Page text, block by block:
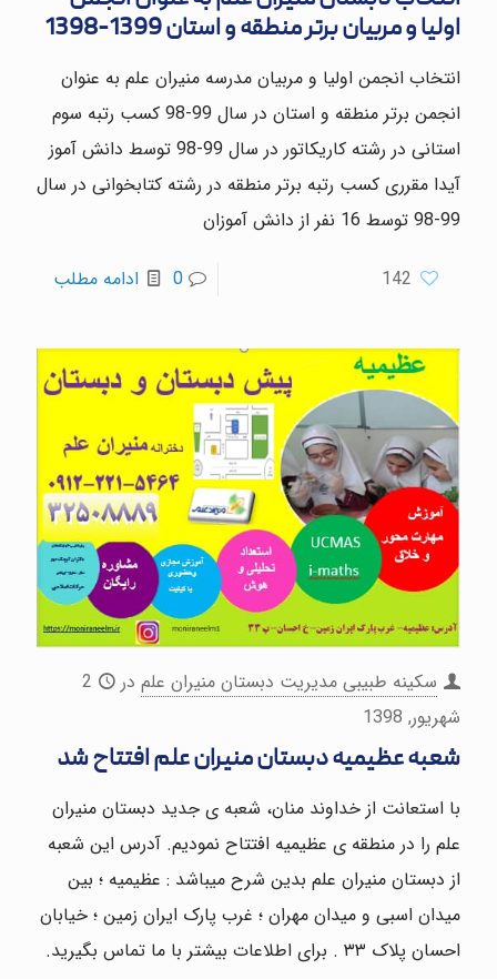
اولیا و مربیان برتر منطقه و استان 1399-1398
انتخاب انجمن اولیا و مربیان مدرسه منیران علم به عنوان
انجمن برتر منطقه و استان در سال 99-98 کسب رتبه سوم
استانی در رشته کاریکاتور در سال 99-98 توسط دانش آموز
آیدا مقرری کسب رتبه برتر منطقه در رشته کتابخوانی در سال
99-98 توسط 16 نفر از دانش آموزان
142
0 ادامه مطلب
سکینه طبیبی مدیریت دبستان منیران علم در
2
شهریور, 1398
شعبه عظیمیه دبستان منیران علم افتتاح شد
با استعانت از خداوند منان، شعبه ی جدید دبستان منیران
علم را در منطقه ی عظیمیه افتتاح نمودیم. آدرس این شعبه
از دبستان منیران علم بدین شرح میباشد : عظیمیه ؛ بین
میدان اسبی و میدان مهران ؛ غرب پارک ایران زمین ؛ خیابان
احسان پلاک ۳۳ . برای اطلاعات بیشتر با ما تماس بگیرید.